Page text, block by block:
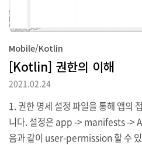
Mobile/Kotlin
[Kotlin] 권한의 이해
2021.02.24
1. 권한 명세 설정 파일을 통해 앱의
니다. 설정은 app -> manifests -
음과 같이 user-permission 할 수